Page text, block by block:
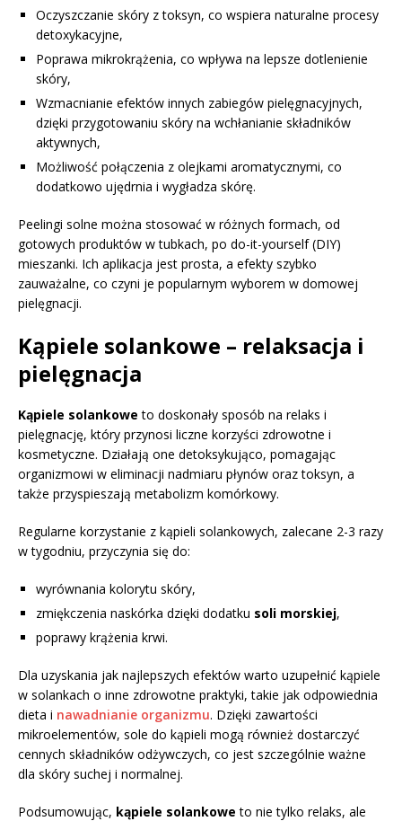
Oczyszczanie skóry z toksyn, co wspiera naturalne procesy
detoxykacyjne,
Poprawa mikrokrążenia, co wpływa na lepsze dotlenienie
skóry,
Wzmacnianie efektów innych zabiegów pielęgnacyjnych,
dzięki przygotowaniu skóry na wchłanianie składników
aktywnych,
Możliwość połączenia z olejkami aromatycznymi, co
dodatkowo ujędrnia i wygładza skórę.
Peelingi solne można stosować w różnych formach, od
gotowych produktów w tubkach, po do-it-yourself (DIY)
mieszanki. Ich aplikacja jest prosta, a efekty szybko
zauważalne, co czyni je popularnym wyborem w domowej
pielęgnacji.
Kąpiele solankowe – relaksacja i
pielęgnacja
Kąpiele solankowe to doskonały sposób na relaks i
pielęgnację, który przynosi liczne korzyści zdrowotne i
kosmetyczne. Działają one detoksykująco, pomagając
organizmowi w eliminacji nadmiaru płynów oraz toksyn, a
także przyspieszają metabolizm komórkowy.
Regularne korzystanie z kąpieli solankowych, zalecane 2-3 razy
w tygodniu, przyczynia się do:
wyrównania kolorytu skóry,
zmiękczenia naskórka dzięki dodatku soli morskiej,
poprawy krążenia krwi.
Dla uzyskania jak najlepszych efektów warto uzupełnić kąpiele
w solankach o inne zdrowotne praktyki, takie jak odpowiednia
dieta i nawadnianie organizmu. Dzięki zawartości
mikroelementów, sole do kąpieli mogą również dostarczyć
cennych składników odżywczych, co jest szczególnie ważne
dla skóry suchej i normalnej.
Podsumowując, kąpiele solankowe to nie tylko relaks, ale